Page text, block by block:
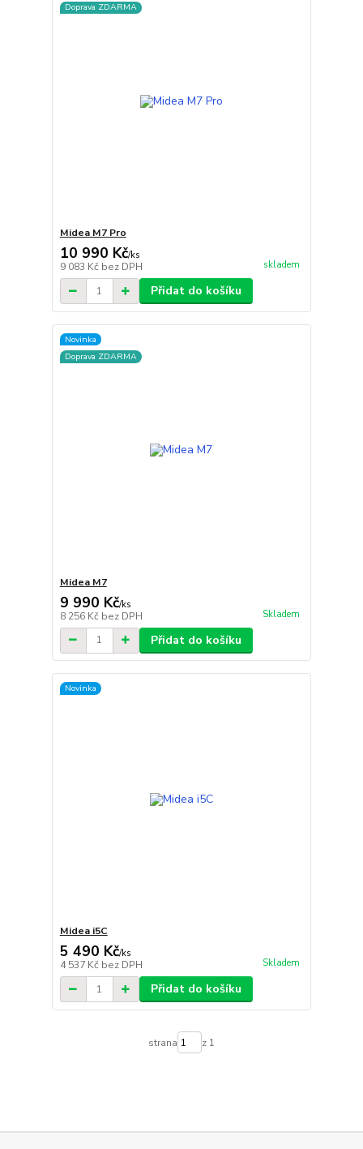
Doprava ZDARMA
Midea M7 Pro
10 990 Kč/ks
9 083 Kč bez DPH skladem
Přidat do košíku
Novinka
Doprava ZDARMA
Midea M7
9 990 Kč/ks
8 256 Kč bez DPH Skladem
Přidat do košíku
Novinka
Midea i5C
5 490 Kč/ks
4 537 Kč bez DPH Skladem
Přidat do košíku
strana z 1